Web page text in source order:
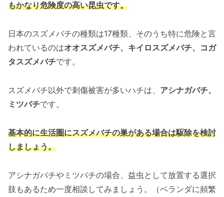
もかなり危険度の高い昆虫です。
日本のスズメバチの種類は17種類、そのうち特に危険と言
われているのはオオスズメバチ、キイロスズメバチ、コガ
タスズメバチです。
スズメバチ以外で刺傷被害が多いハチは、 アシナガバチ、
ミツバチです。
基本的に生活圏にスズメバチの巣がある場合は駆除を検討
しましょう。
アシナガバチやミツバチの場合、益虫として放置する選択
肢もあるため一度相談してみましょう。（ベランダに頻繁